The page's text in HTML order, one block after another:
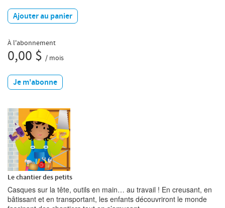
Ajouter au panier
À l'abonnement
0,00 $ / mois
Je m'abonne
Le chantier des petits
Casques sur la tête, outils en main… au travail ! En creusant, en
bâtissant et en transportant, les enfants découvriront le monde